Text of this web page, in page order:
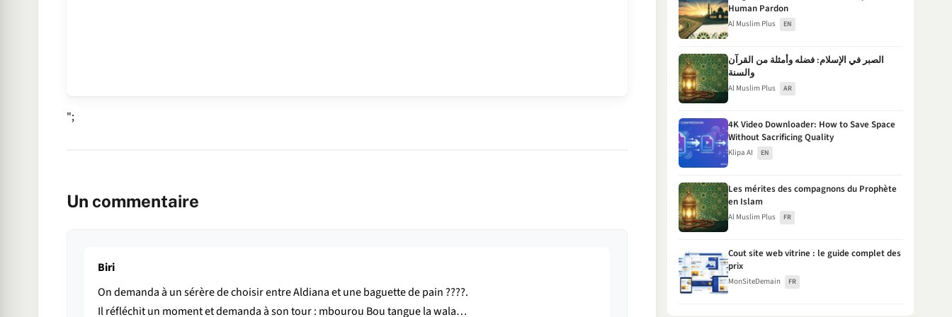
";
Un commentaire
Biri
On demanda à un sérère de choisir entre Aldiana et une baguette de pain ????.
Il réfléchit un moment et demanda à son tour : mbourou Bou tangue la wala…
Human Pardon
Al Muslim Plus EN
الصبر في الإسلام: فضله وأمثلة من القرآن
والسنة
Al Muslim Plus AR
4K Video Downloader: How to Save Space
Without Sacrificing Quality
Klipa AI EN
Les mérites des compagnons du Prophète
en Islam
Al Muslim Plus FR
Cout site web vitrine : le guide complet des
prix
MonSiteDemain FR